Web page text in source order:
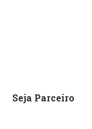
Seja Parceiro